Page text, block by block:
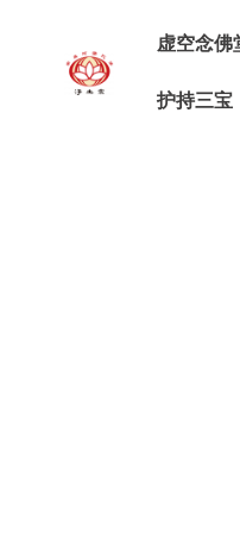
虚空念佛
护持三宝